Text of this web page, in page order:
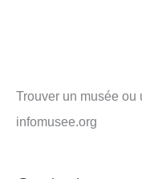
Trouver un musée
infomusee.org